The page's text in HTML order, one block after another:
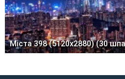
Міста 398 (5120x2880) (30